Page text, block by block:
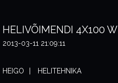
HELIVÕIMENDI 4X100 W
2013-03-11 21:09:11
HEIGO HELITEHNIKA